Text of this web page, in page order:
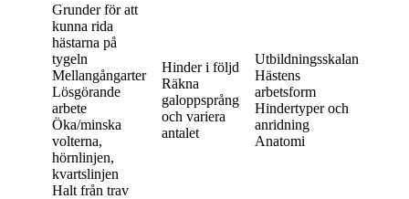
Grunder för att
kunna rida
hästarna på
tygeln
Mellangångarter
Lösgörande
arbete
Öka/minska
volterna,
hörnlinjen,
kvartslinjen
Halt från trav
Hinder i följd
Räkna
galoppsprång
och variera
antalet
Utbildningsskalan
Hästens
arbetsform
Hindertyper och
anridning
Anatomi